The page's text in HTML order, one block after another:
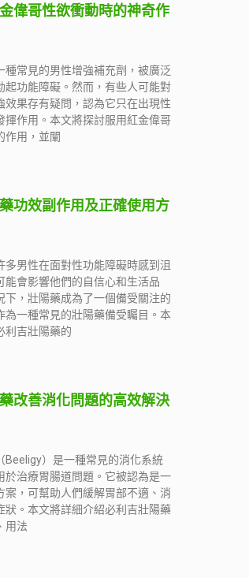
偉哥性欲衝動時的神奇作
種常見的男性增強補充劑，被廣泛
起功能障礙。然而，有些人可能對
效果存有疑問，認為它只在出現性
揮作用。本文將探討服用紅金偉哥
作用，並闡
功效副作用及正確使用方
多男性在面對性功能障礙時感到沮
能會影響他們的自信心和生活品
下，壯陽藥成為了一個備受關注的
為一種常見的壯陽藥備受矚目。本
利吉壯陽藥的
改善消化問題的高效解決
Beeligy）是一種常見的消化系統
於治療胃腸道問題。它被認為是一
案，可幫助人們緩解胃部不適、消
狀。本文將詳細介紹必利吉壯陽藥
用法